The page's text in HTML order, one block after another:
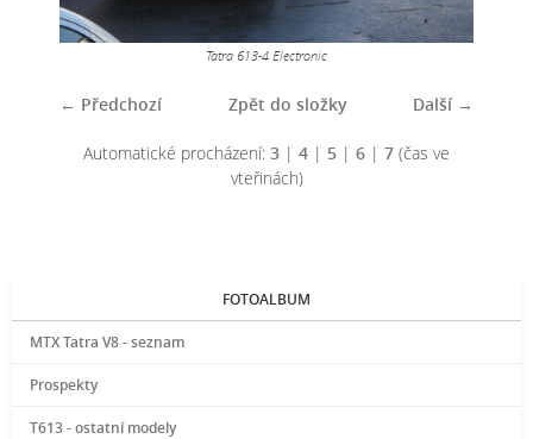
Tatra 613-4 Electronic
← Předchozí Další →
Zpět do složky
Automatické procházení: 3 | 4 | 5 | 6 | 7 (čas ve
vteřinách)
FOTOALBUM
MTX Tatra V8 - seznam
Prospekty
T613 - ostatní modely